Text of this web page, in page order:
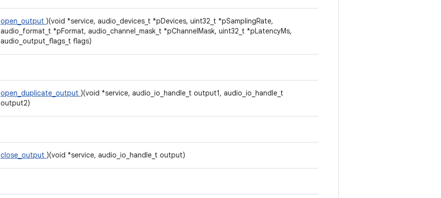
open_output )(void *service, audio_devices_t *pDevices, uint32_t *pSamplingRate,
audio_format_t *pFormat, audio_channel_mask_t *pChannelMask, uint32_t *pLatencyMs,
audio_output_flags_t flags)
open_duplicate_output )(void *service, audio_io_handle_t output1, audio_io_handle_t
output2)
close_output )(void *service, audio_io_handle_t output)